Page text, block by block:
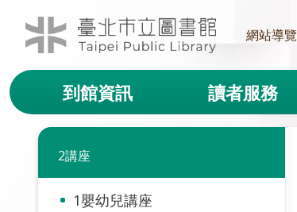
跳到主要內容區塊
網站導覽
到館資訊 讀者服務
2講座
1嬰幼兒講座